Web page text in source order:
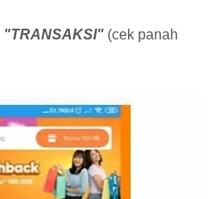
"TRANSAKSI" (cek panah